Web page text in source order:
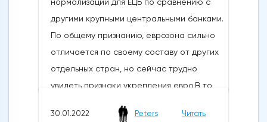
когда фунт стерлингов резко развернулся,
чтобы отметить второе недельное
снижение до новых месячных минимумов.
Цена сейчас пытается пробиться ниже
уровня поддержки слияния на уровне
61,8% коррекции Фибоначчи декабрьского
роста на отметке 1,3391 – в поисках
другими крупными центральными банками.
По общему признанию, еврозона сильно
отличается по своему составу от других
отдельных стран, но сейчас трудно
увидеть признаки укрепления евро.В то
свою "голубиную" позицию в отношении
30.01.2022 Peters Читать